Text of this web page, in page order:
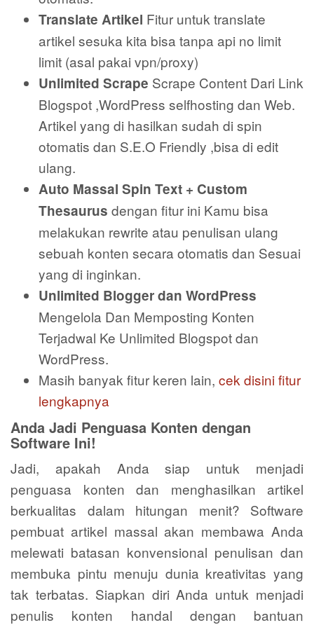
Translate Artikel Fitur untuk translate
artikel sesuka kita bisa tanpa api no limit
limit (asal pakai vpn/proxy)
Unlimited Scrape Scrape Content Dari Link
Blogspot ,WordPress selfhosting dan Web.
Artikel yang di hasilkan sudah di spin
otomatis dan S.E.O Friendly ,bisa di edit
ulang.
Auto Massal Spin Text + Custom
Thesaurus dengan fitur ini Kamu bisa
melakukan rewrite atau penulisan ulang
sebuah konten secara otomatis dan Sesuai
yang di inginkan.
Unlimited Blogger dan WordPress
Mengelola Dan Memposting Konten
Terjadwal Ke Unlimited Blogspot dan
WordPress.
Masih banyak fitur keren lain, cek disini fitur
lengkapnya
Anda Jadi Penguasa Konten dengan
Software Ini!
Jadi, apakah Anda siap untuk menjadi
penguasa konten dan menghasilkan artikel
berkualitas dalam hitungan menit? Software
pembuat artikel massal akan membawa Anda
melewati batasan konvensional penulisan dan
membuka pintu menuju dunia kreativitas yang
tak terbatas. Siapkan diri Anda untuk menjadi
penulis konten handal dengan bantuan